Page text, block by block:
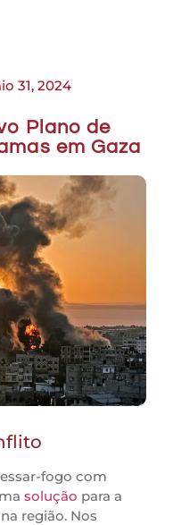
31, 2024
Plano de
em Gaza
fogo com
solução para a
região. Nos